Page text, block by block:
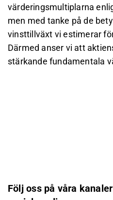
värderingsmultiplarna
men med tanke på de
vinsttillväxt vi estimerar
Därmed anser vi att
stärkande fundamentala
Följ oss på våra